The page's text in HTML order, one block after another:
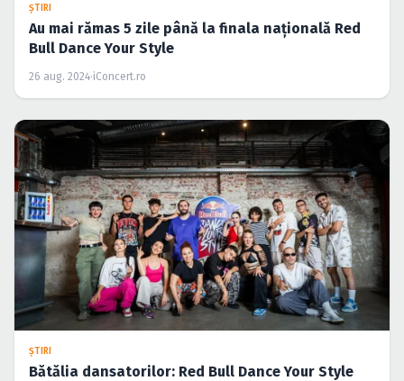
Caută în site...
ŞTIRI
Au mai rămas 5 zile până la finala națională Red
Bull Dance Your Style
26 aug. 2024·iConcert.ro
ŞTIRI
Bătălia dansatorilor: Red Bull Dance Your Style